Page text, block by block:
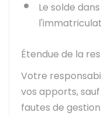
Le solde
Étendue de la
Votre
vos apports,
fautes de